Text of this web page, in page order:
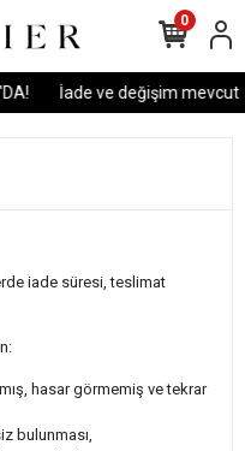
İade ve değişim mevcut
0
iade süresi, teslimat
hasar görmemiş ve tekrar
bulunması,